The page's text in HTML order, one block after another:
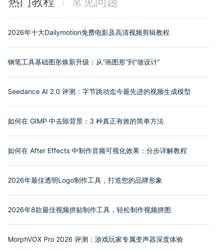
2026年十大Dailymotion免费电影及高清视频剪辑教程
钢笔工具基础图形焕新升级：从“画图形”到“做设计”
Seedance AI 2.0 评测：字节跳动迄今最先进的视频生成模型
如何在 GIMP 中去除背景：3 种真正有效的简单方法
如何在 After Effects 中制作音频可视化效果：分步详解教程
2026年最佳透明Logo制作工具，打造您的品牌形象
2026年8款最佳视频拼贴制作工具，轻松制作视频拼图
MorphVOX Pro 2026 评测：游戏玩家专属变声器深度体验